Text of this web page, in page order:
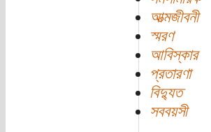
আত্মজীবনী
স্মরণ
আবিস্কার
প্রতারণা
বিদ্যুত
সববয়সী